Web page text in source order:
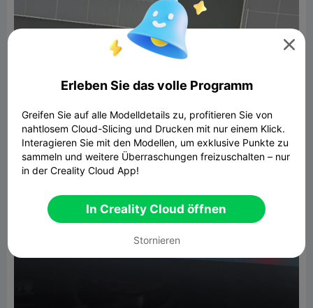

Erleben Sie das volle Programm
Greifen Sie auf alle Modelldetails zu, profitieren Sie von
nahtlosem Cloud-Slicing und Drucken mit nur einem Klick.
Interagieren Sie mit den Modellen, um exklusive Punkte zu
sammeln und weitere Überraschungen freizuschalten – nur
in der Creality Cloud App!
In Creality Cloud öffnen
Stornieren